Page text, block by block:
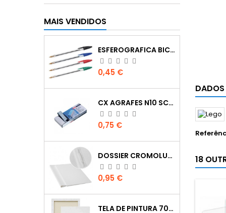
MAIS VENDIDOS
ESFEROGRAFICA BIC CRISTAL
Preço
0,45 €
CX AGRAFES N10 SCRIVA
Preço
0,75 €
DOSSIER CROMOLUX A4 COM FERRAGEM
Preço
0,95 €
TELA DE PINTURA 70X100
18